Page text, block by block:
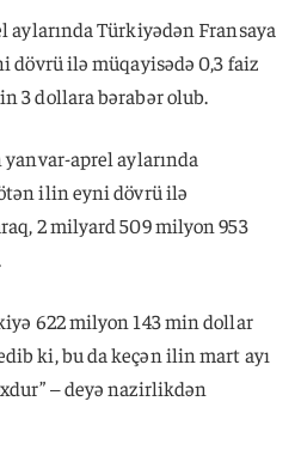
aylarında Türkiyədən Fransaya
dövrü ilə müqayisədə 0,3 faiz
3 dollara bərabər olub.
aprel aylarında
ilin eyni dövrü ilə
2 milyard 509 milyon 953
622 milyon 143 min dollar
ki, bu da keçən ilin mart ayı
– deyə nazirlikdən